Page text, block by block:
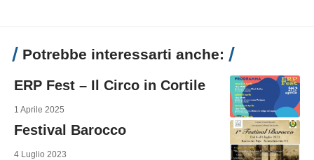
Potrebbe interessarti anche:
ERP Fest – Il Circo in Cortile
1 Aprile 2025
Festival Barocco
4 Luglio 2023